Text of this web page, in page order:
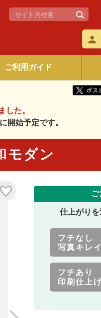
ご利用ガイド
した。
開始予定です。
モダン
仕上がり
フチなし
写真キレ
フチあり
印刷仕上